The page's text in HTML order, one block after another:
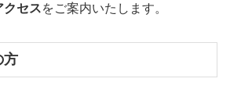
クセスをご案内いたします。
方